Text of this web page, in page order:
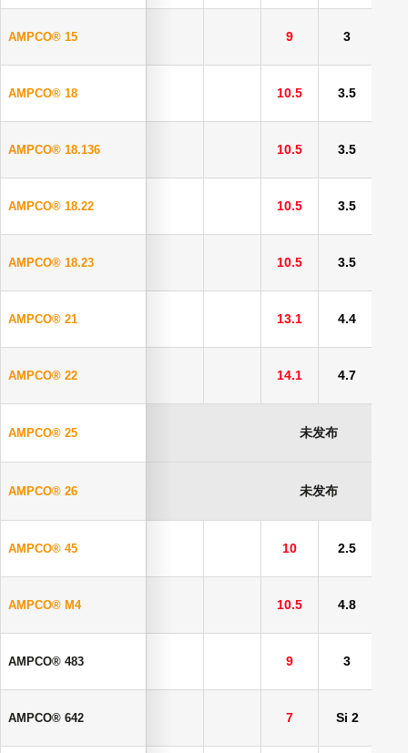
AMPCO® 15 9 3
AMPCO® 18 10.5 3.5
AMPCO® 18.136 10.5 3.5
AMPCO® 18.22 10.5 3.5
AMPCO® 18.23 10.5 3.5
AMPCO® 21 13.1 4.4
AMPCO® 22 14.1 4.7
AMPCO® 25 未发布
AMPCO® 26 未发布
AMPCO® 45 10 2.5
AMPCO® M4 10.5 4.8
AMPCO® 483 9 3
AMPCO® 642 7 Si 2